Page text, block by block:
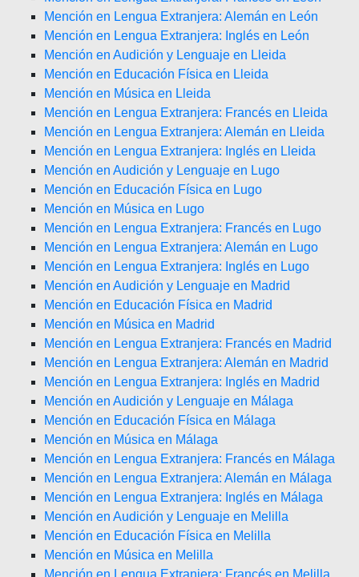
Mención en Lengua Extranjera: Alemán en León
Mención en Lengua Extranjera: Inglés en León
Mención en Audición y Lenguaje en Lleida
Mención en Educación Física en Lleida
Mención en Música en Lleida
Mención en Lengua Extranjera: Francés en Lleida
Mención en Lengua Extranjera: Alemán en Lleida
Mención en Lengua Extranjera: Inglés en Lleida
Mención en Audición y Lenguaje en Lugo
Mención en Educación Física en Lugo
Mención en Música en Lugo
Mención en Lengua Extranjera: Francés en Lugo
Mención en Lengua Extranjera: Alemán en Lugo
Mención en Lengua Extranjera: Inglés en Lugo
Mención en Audición y Lenguaje en Madrid
Mención en Educación Física en Madrid
Mención en Música en Madrid
Mención en Lengua Extranjera: Francés en Madrid
Mención en Lengua Extranjera: Alemán en Madrid
Mención en Lengua Extranjera: Inglés en Madrid
Mención en Audición y Lenguaje en Málaga
Mención en Educación Física en Málaga
Mención en Música en Málaga
Mención en Lengua Extranjera: Francés en Málaga
Mención en Lengua Extranjera: Alemán en Málaga
Mención en Lengua Extranjera: Inglés en Málaga
Mención en Audición y Lenguaje en Melilla
Mención en Educación Física en Melilla
Mención en Música en Melilla
Mención en Lengua Extranjera: Francés en Melilla